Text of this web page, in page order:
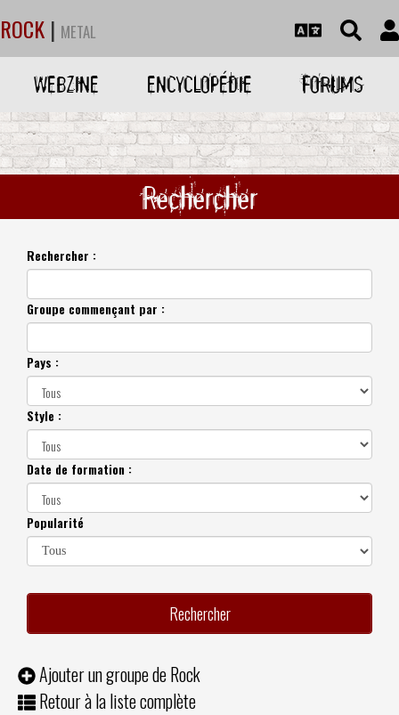
ROCK | METAL
WEBZINE ENCYCLOPÉDIE FORUMS
Rechercher
Rechercher :
Groupe commençant par :
Pays :
Style :
Date de formation :
Popularité
Ajouter un groupe de Rock
Retour à la liste complète